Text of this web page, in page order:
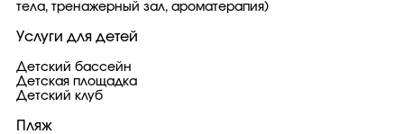
тела, тренажерный зал, ароматерапия)
Услуги для детей
Детский бассейн
Детская площадка
Детский клуб
Пляж